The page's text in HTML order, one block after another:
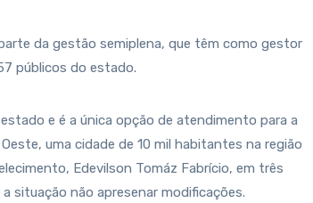
da gestão semiplena, que têm como gestor
públicos do estado.
e é a única opção de atendimento para a
uma cidade de 10 mil habitantes na região
Edevilson Tomáz Fabrício, em três
situação não apresenar modificações.